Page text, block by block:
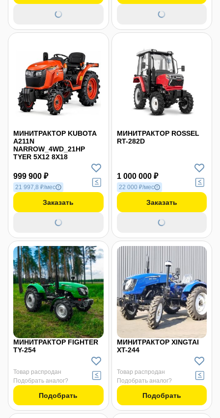
МИНИТРАКТОР KUBOTA
A211N
NARROW_4WD_21HP
TYER 5X12 8X18
999 900 ₽
21 997,8 ₽/мес
Заказать
МИНИТРАКТОР ROSSEL
RT-282D
1 000 000 ₽
22 000 ₽/мес
Заказать
МИНИТРАКТОР FIGHTER
TY-254
Товар распродан
Подобрать аналог?
Подобрать
МИНИТРАКТОР XINGTAI
XT-244
Товар распродан
Подобрать аналог?
Подобрать